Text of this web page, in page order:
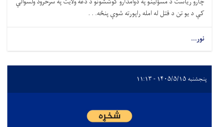
کې د يو تن د قتل له امله راپورته شوې پنځه. . .
نور...
پنجشنبه ۱۴۰۵/۵/۱۵ - ۱۱:۱۳